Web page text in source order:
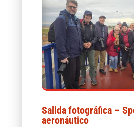
Salida fotográfica –
aeronáutico